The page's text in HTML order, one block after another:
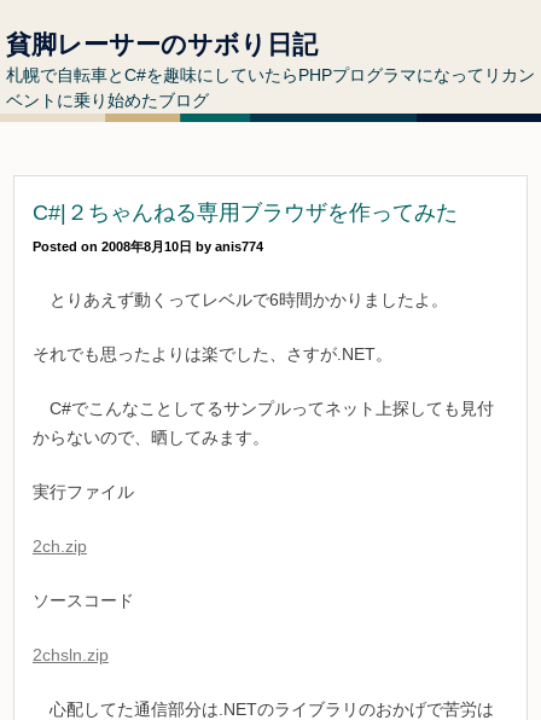
貧脚レーサーのサボり日記
札幌で自転車とC#を趣味にしていたらPHPプログラマになってリカン
ベントに乗り始めたブログ
C#|２ちゃんねる専用ブラウザを作ってみた
Posted on 2008年8月10日 by anis774
とりあえず動くってレベルで6時間かかりましたよ。
それでも思ったよりは楽でした、さすが.NET。
C#でこんなことしてるサンプルってネット上探しても見付
からないので、晒してみます。
実行ファイル
2ch.zip
ソースコード
2chsln.zip
心配してた通信部分は.NETのライブラリのおかげで苦労は